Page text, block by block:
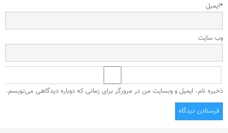
ایمیل*
وب‌ سایت
ذخیره نام، ایمیل و وبسایت من در مرورگر برای زمانی که دوباره دیدگاهی می‌نویسم.